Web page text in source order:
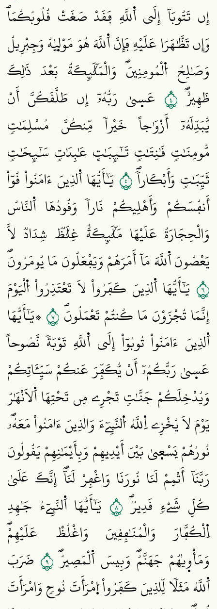
إِن تَتُوبَآ إِلَي اَ۬للَّهِ فَقَدْ صَغَتْ قُلُوبُكُمَاۖ
وَإِن تَظَّٰهَرَا عَلَيْهِ فَإِنَّ اَ۬للَّهَ هُوَ مَوْل۪يٰهُ وَجِبْرِيلُ
وَصَٰلِحُ اُ۬لْمُومِنِينَۖ وَالْمَلَٰٓئِكَةُ بَعْدَ ذَٰلِكَ
ظَهِيرٌۖ ٤ عَس۪يٰ رَبُّهُۥٓ إِن طَلَّقَكُنَّ أَنْ
يُّبَدِّلَهُۥٓ أَزْوَٰجاً خَيْراٗ مِّنكُنَّ مُسْلِمَٰتٖ
مُّومِنَٰتٖ قَٰنِتَٰتٖ تَٰٓئِبَٰتٍ عَٰبِدَٰتٖ سَٰٓئِحَٰتٖ
ثَيِّبَٰتٖ وَأَبْكَاراٗۖ٥ يَٰٓأَيُّهَا اَ۬لذِينَ ءَامَنُواْ قُوٓاْ
أَنفُسَكُمْ وَأَهْلِيكُمْ نَاراٗ وَقُودُهَا اَ۬لنَّاسُ
وَالْحِجَارَةُ عَلَيْهَا مَلَٰٓئِكَةٌ غِلَٰظٞ شِدَادٞ لَّا
يَعْصُونَ اَ۬للَّهَ مَآ أَمَرَهُمْ وَيَفْعَلُونَ مَا يُومَرُونَۖ
٦ يَٰٓأَيُّهَا اَ۬لذِينَ كَفَرُواْ لَا تَعْتَذِرُواْ اُ۬لْيَوْمَ
إِنَّمَا تُجْزَوْنَ مَا كُنتُمْ تَعْمَلُونَۖ٧۞يَٰٓأَيُّهَا
اَ۬لذِينَ ءَامَنُواْ تُوبُوٓاْ إِلَي اَ۬للَّهِ تَوْبَةٗ نَّصُوحاً
عَس۪يٰ رَبُّكُمُۥٓ أَنْ يُّكَفِّرَ عَنكُمْ سَيِّـَٔاتِكُمْ
وَيُدْخِلَكُمْ جَنَّٰتٖ تَجْرِے مِن تَحْتِهَا اَ۬لَانْهَٰرُ
يَوْمَ لَا يُخْزِے اِ۬للَّهُ اُ۬لنَّبِےٓءَ وَالذِينَ ءَامَنُواْ مَعَهُۥۖ
نُورُهُمْ يَسْع۪يٰ بَيْنَ أَيْدِيهِمْ وَبِأَيْمَٰنِهِمْ يَقُولُونَ
رَبَّنَآ أَتْمِمْ لَنَا نُورَنَا وَاغْفِرْ لَنَآۖ إِنَّكَ عَلَيٰ
كُلِّ شَےْءٖ قَدِيرٞۖ ٨ يَٰٓأَيُّهَا‏ اَ۬لنَّبِےٓءُ جَٰهِدِ
اِ۬لْكُفَّارَ وَالْمُنَٰفِقِينَ وَاغْلُظْ عَلَيْهِمْۖ
وَمَأْو۪يٰهُمْ جَهَنَّمُۖ وَبِيسَ اَ۬لْمَصِيرُۖ٩ ضَرَبَ
اَ۬للَّهُ مَثَلاٗ لِّلذِينَ كَفَرُواْ اُ۪مْرَأَتَ نُوحٖ وَامْرَأَتَ